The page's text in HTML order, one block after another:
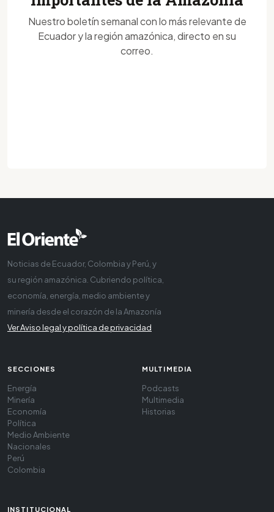
Nuestro boletín semanal con lo más relevante de
Ecuador y la región amazónica, directo en su
correo.
Noticias de Ecuador, Colombia y Perú, y
su región amazónica. Cubriendo política,
economía, energía, medio ambiente y
minería desde el corazón de la Amazonía
Ver Aviso legal y política de privacidad
SECCIONES
Energía
Minería
Economía
Política
Medio Ambiente
Nacionales
Perú
Colombia
MULTIMEDIA
Podcasts
Multimedia
Historias
INSTITUCIONAL